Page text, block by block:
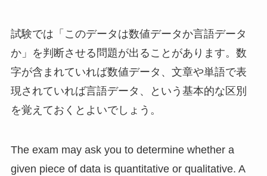
試験では「このデータは数値データか言語データ
か」を判断させる問題が出ることがあります。数
字が含まれていれば数値データ、文章や単語で表
現されていれば言語データ、という基本的な区別
を覚えておくとよいでしょう。
The exam may ask you to determine whether a
given piece of data is quantitative or qualitative. A